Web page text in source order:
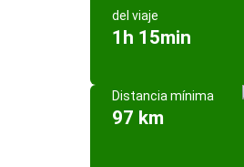
del viaje
1h 15min
Distancia mínima
97 km